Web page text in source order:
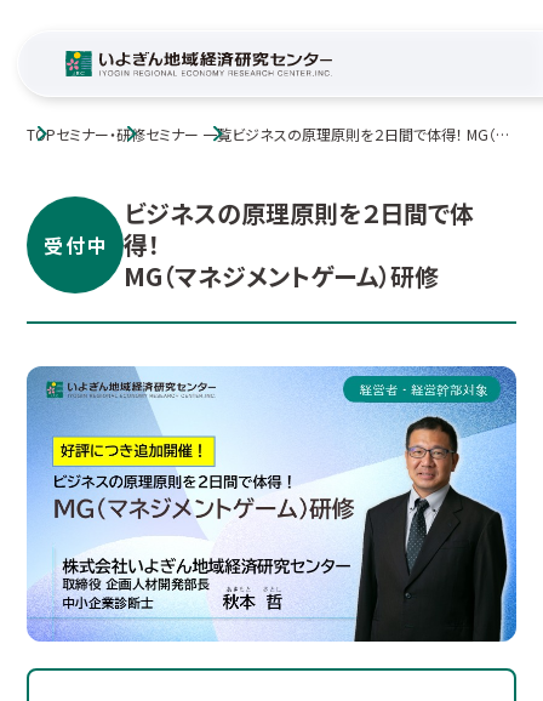
TOPセミナー・研修セミナー 一覧ビジネスの原理原則を２日間で体得！ MG（マ
ネジメントゲーム）研修
受付中
ビジネスの原理原則を２日間で体
得！
MG（マネジメントゲーム）研修